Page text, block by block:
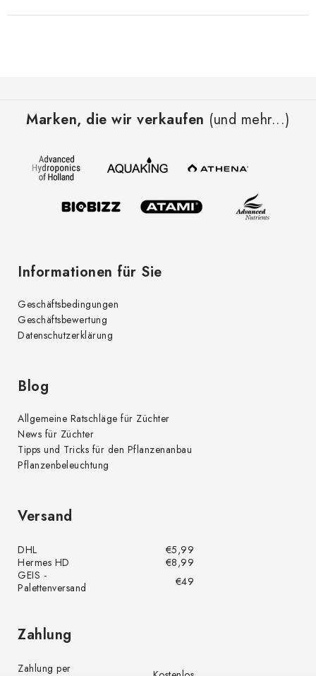
Marken, die wir verkaufen (und mehr...)
Informationen für Sie
Geschäftsbedingungen
Geschäftsbewertung
Datenschutzerklärung
Blog
Allgemeine Ratschläge für Züchter
News für Züchter
Tipps und Tricks für den Pflanzenanbau
Pflanzenbeleuchtung
Versand
DHL
€5,99
Hermes HD
€8,99
GEIS -
Palettenversand
€49
Zahlung
Zahlung per